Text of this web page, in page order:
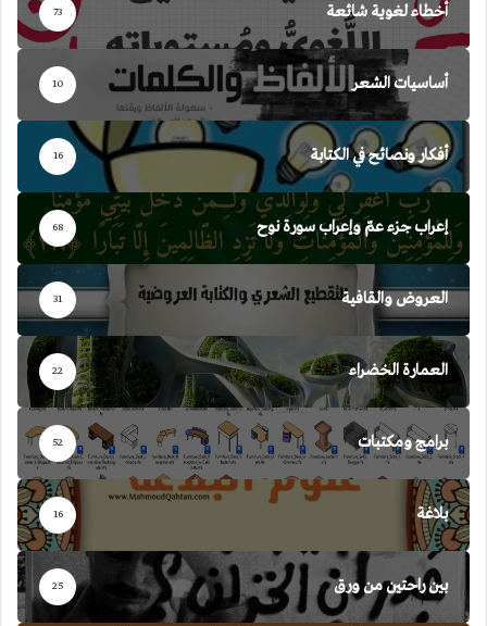
أخطاء لغوية شائعة 73
أساسيات الشعر 10
أفكار ونصائح في الكتابة 16
إعراب جزء عمّ وإعراب سورة نوح 68
العروض والقافية 31
العمارة الخضراء 22
برامج ومكتبات 52
بلاغة 16
بين راحتين من ورق 25